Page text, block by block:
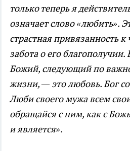
только теперь я
означает слово «любить».
страстная привязанность к
забота о его
Божий, следующий по
жизни, — это любовь. Бог
Люби своего мужа всем
обращайся с ним, как с
и является».